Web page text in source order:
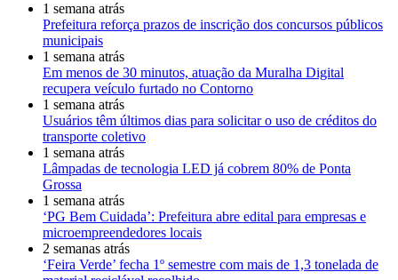
1 semana atrás
Prefeitura reforça prazos de inscrição dos concursos públicos
municipais
1 semana atrás
Em menos de 30 minutos, atuação da Muralha Digital
recupera veículo furtado no Contorno
1 semana atrás
Usuários têm últimos dias para solicitar o uso de créditos do
transporte coletivo
1 semana atrás
Lâmpadas de tecnologia LED já cobrem 80% de Ponta
Grossa
1 semana atrás
‘PG Bem Cuidada’: Prefeitura abre edital para empresas e
microempreendedores locais
2 semanas atrás
‘Feira Verde’ fecha 1º semestre com mais de 1,3 tonelada de